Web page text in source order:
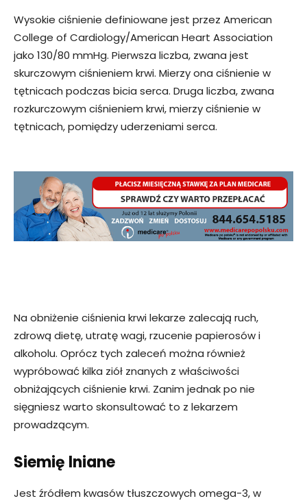
Wysokie ciśnienie definiowane jest przez American
College of Cardiology/American Heart Association
jako 130/80 mmHg. Pierwsza liczba, zwana jest
skurczowym ciśnieniem krwi. Mierzy ona ciśnienie w
tętnicach podczas bicia serca. Druga liczba, zwana
rozkurczowym ciśnieniem krwi, mierzy ciśnienie w
tętnicach, pomiędzy uderzeniami serca.
Na obniżenie ciśnienia krwi lekarze zalecają ruch,
zdrową dietę, utratę wagi, rzucenie papierosów i
alkoholu. Oprócz tych zaleceń można również
wypróbować kilka ziół znanych z właściwości
obniżających ciśnienie krwi. Zanim jednak po nie
sięgniesz warto skonsultować to z lekarzem
prowadzącym.
Siemię lniane
Jest źródłem kwasów tłuszczowych omega-3, w